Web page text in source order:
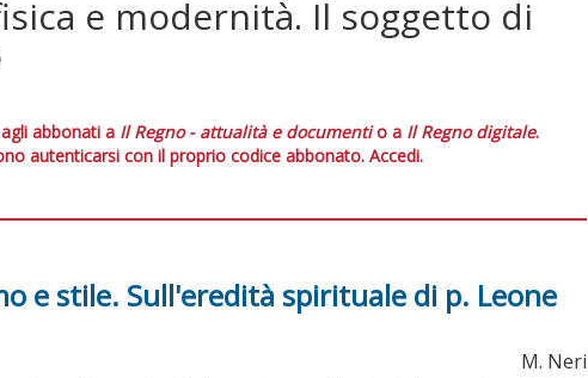
e modernità. Il soggetto di
abbonati a Il Regno - attualità e documentio a Il Regno digitale.
autenticarsi con il proprio codice abbonato. Accedi.
e stile. Sull'eredità spirituale di p. Leone
M. Neri